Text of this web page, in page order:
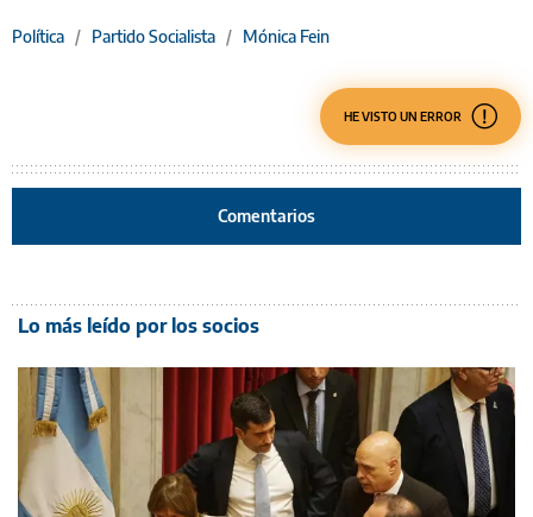
Política / Partido Socialista / Mónica Fein
HE VISTO UN ERROR
Comentarios
Lo más leído por los socios